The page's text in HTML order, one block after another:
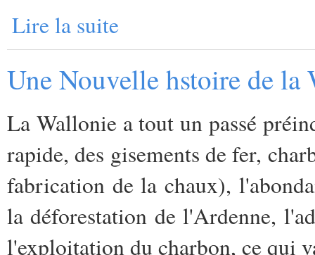
Lire la suite
Une Nouvelle hstoire de
La Wallonie a tout un passé
rapide, des gisements de fer,
fabrication de la chaux),
la déforestation de l'Ardenne,
l'exploitation du charbon, ce qui